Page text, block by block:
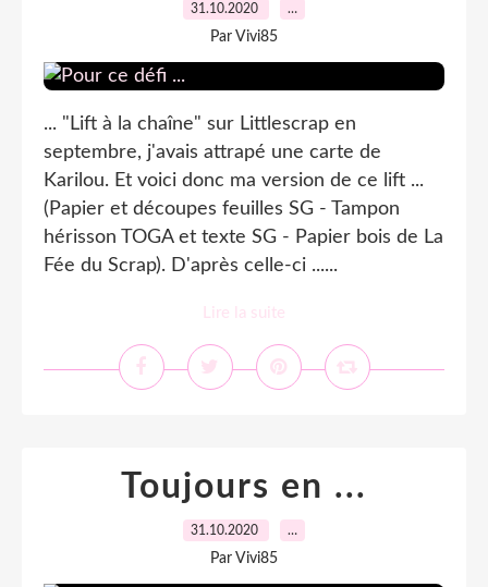
31.10.2020 …
Par Vivi85
... "Lift à la chaîne" sur Littlescrap en
septembre, j'avais attrapé une carte de
Karilou. Et voici donc ma version de ce lift ...
(Papier et découpes feuilles SG - Tampon
hérisson TOGA et texte SG - Papier bois de La
Fée du Scrap). D'après celle-ci ......
Lire la suite
Toujours en ...
31.10.2020 …
Par Vivi85